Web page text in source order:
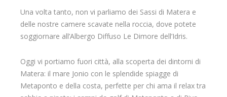
Una volta tanto, non vi parliamo dei Sassi di Matera e
delle nostre camere scavate nella roccia, dove potete
soggiornare all’Albergo Diffuso Le Dimore dell’Idris.
Oggi vi portiamo fuori città, alla scoperta dei dintorni di
Matera: il mare Jonio con le splendide spiagge di
Metaponto e della costa, perfette per chi ama il relax tra